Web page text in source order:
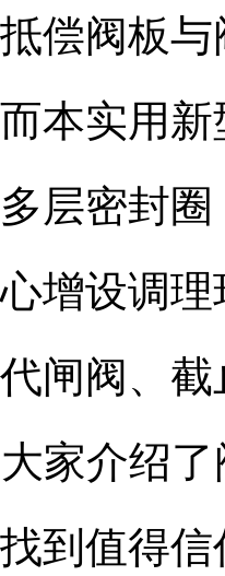
偿阀板
本实用
层密封
增设调
闸阀、
家介绍了
到值得